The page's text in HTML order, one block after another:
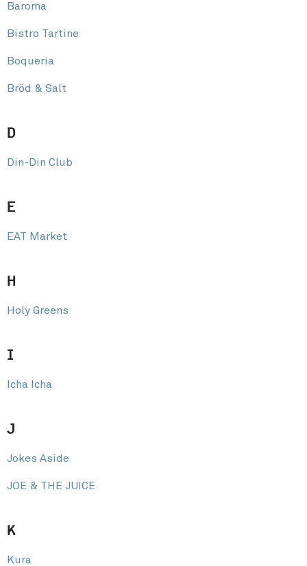
Baroma
Bistro Tartine
Boqueria
Bröd & Salt
D
Din-Din Club
E
EAT Market
H
Holy Greens
I
Icha Icha
J
Jokes Aside
JOE & THE JUICE
K
Kura